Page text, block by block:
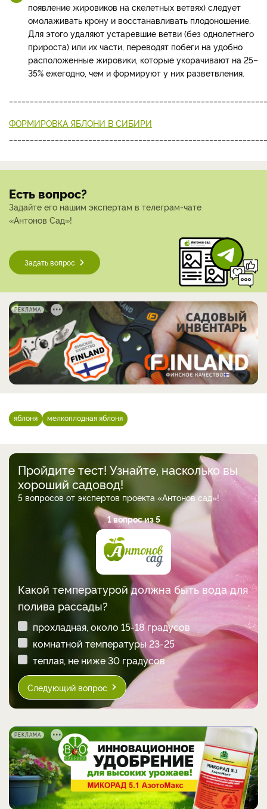
появление жировиков на скелетных ветвях) следует
омолаживать крону и восстанавливать плодоношение.
Для этого удаляют устаревшие ветви (без однолетнего
прироста) или их части, переводят побеги на удобно
расположенные жировики, которые укорачивают на 25–
35% ежегодно, чем и формируют у них разветвления.
ФОРМИРОВКА ЯБЛОНИ В СИБИРИ
Есть вопрос?
Задайте его нашим экспертам в телеграм-чате
«Антонов Сад»!
Задать вопрос
РЕКЛАМА
яблоня мелкоплодная яблоня
Пройдите тест! Узнайте, насколько вы
хороший садовод!
5 вопросов от экспертов проекта «Антонов сад»!
1 вопрос из 5
Какой температурой должна быть вода для
полива рассады?
прохладная, около 15-18 градусов
комнатной температуры 23-25
теплая, не ниже 30 градусов
Следующий вопрос
РЕКЛАМА